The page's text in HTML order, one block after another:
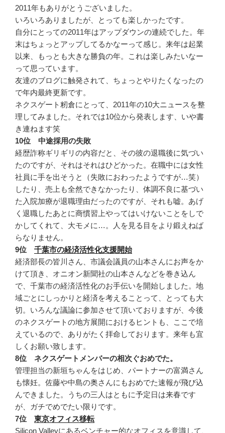
2011年もありがとうございました。
いろいろありましたが、とっても楽しかったです。
自分にとっての2011年はアップダウンの連続でした。年
末はちょっとアップしてるかなーって感じ。来年は起業
以来、もっとも大きな勝負の年。これは楽しみたいなー
って思っています。
友達のブログに触発されて、ちょっとやりたくなったの
で年内最終更新です。
ネクスゲート籾倉にとって、2011年の10大ニュースを整
理してみました。それでは10位から発表します、いや書
き連ねます笑
10位 中途採用の失敗
経歴詐称ギリギリの内容だと、その彼の退職後に気づい
たのですが、それはそれはひどかった。在職中には女性
社員に手を出そうと（失敗におわったようですが…笑）
したり、売上も全然できなかったり、体調不良に基づい
た入院加療が退職理由だったのですが、それも嘘。あげ
く退職したあとに商慣習上やってはいけないことをしで
かしてくれて、大モメに…。人を見る目をより鍛えねば
らなりません。
9位 千葉市の経済活性化支援開始
経済部長の皆川さん、市議会議員の山本さんにお声をか
けて頂き、オニオン新聞社の山本さんなどを巻き込ん
で、千葉市の経済活性化のお手伝いを開始しました。地
域ごとにしっかりと経済を考えることって、とっても大
切。いろんな議論に参加させて頂いておりますが、今後
のネクスゲートの地方展開におけるヒントも、ここで培
えているので、ありがたく拝命しております。来年も宜
しくお願い致します。
8位 ネクスゲートメンバーの相次ぐおめでた。
管理担当の新垣ちゃんをはじめ、パートナーの富満さん
も懐妊。佐藤や中島の奥さんにもおめでた速報が飛び込
んできました。うちの三人はともに予定日は来春です
が、ガチでめでたい限りです。
7位 東京オフィス移転
Silicon Valleyにあるベンチャー的なオフィスを意識して、